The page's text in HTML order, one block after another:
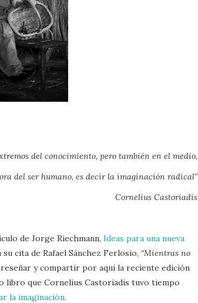
del conocimiento, pero también en el medio,
del ser humano, es decir la imaginación radical”
Cornelius Castoriadis
de Jorge Riechmann, Ideas para una nueva
cita de Rafael Sánchez Ferlosio, “Mientras no
y compartir por aquí la reciente edición
libro que Cornelius Castoriadis tuvo tiempo
la imaginación.